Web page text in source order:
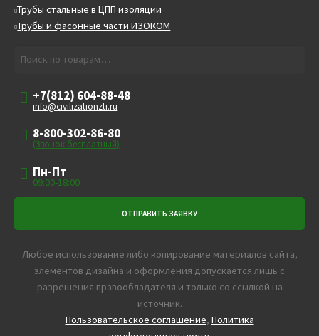
Трубы стальные в ЦПП изоляции
Трубы и фасонные части ИЗОКОМ
+7(812) 604-88-48
info@civilizationzti.ru
8-800-302-86-80
(Звонок бесплатный)
Пн-Пт
09:00-18:00
Любое использование либо копирование материалов сайта,
элементов дизайна и оформления допускается лишь с
разрешения правообладателя и только со ссылкой на
источник.
Пользовательское соглашение, Политика